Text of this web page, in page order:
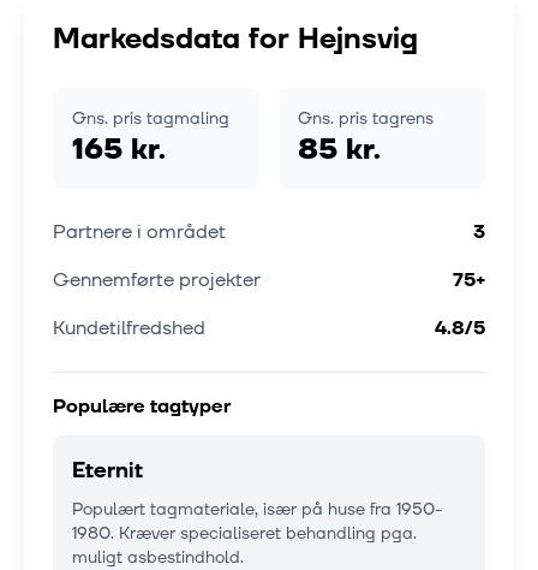
Markedsdata for Hejnsvig
Gns. pris tagmaling
165 kr.
Gns. pris tagrens
85 kr.
Partnere i området
3
Gennemførte projekter
75+
Kundetilfredshed
4.8/5
Populære tagtyper
Eternit
Populært tagmateriale, især på huse fra 1950-
1980. Kræver specialiseret behandling pga.
muligt asbestindhold.